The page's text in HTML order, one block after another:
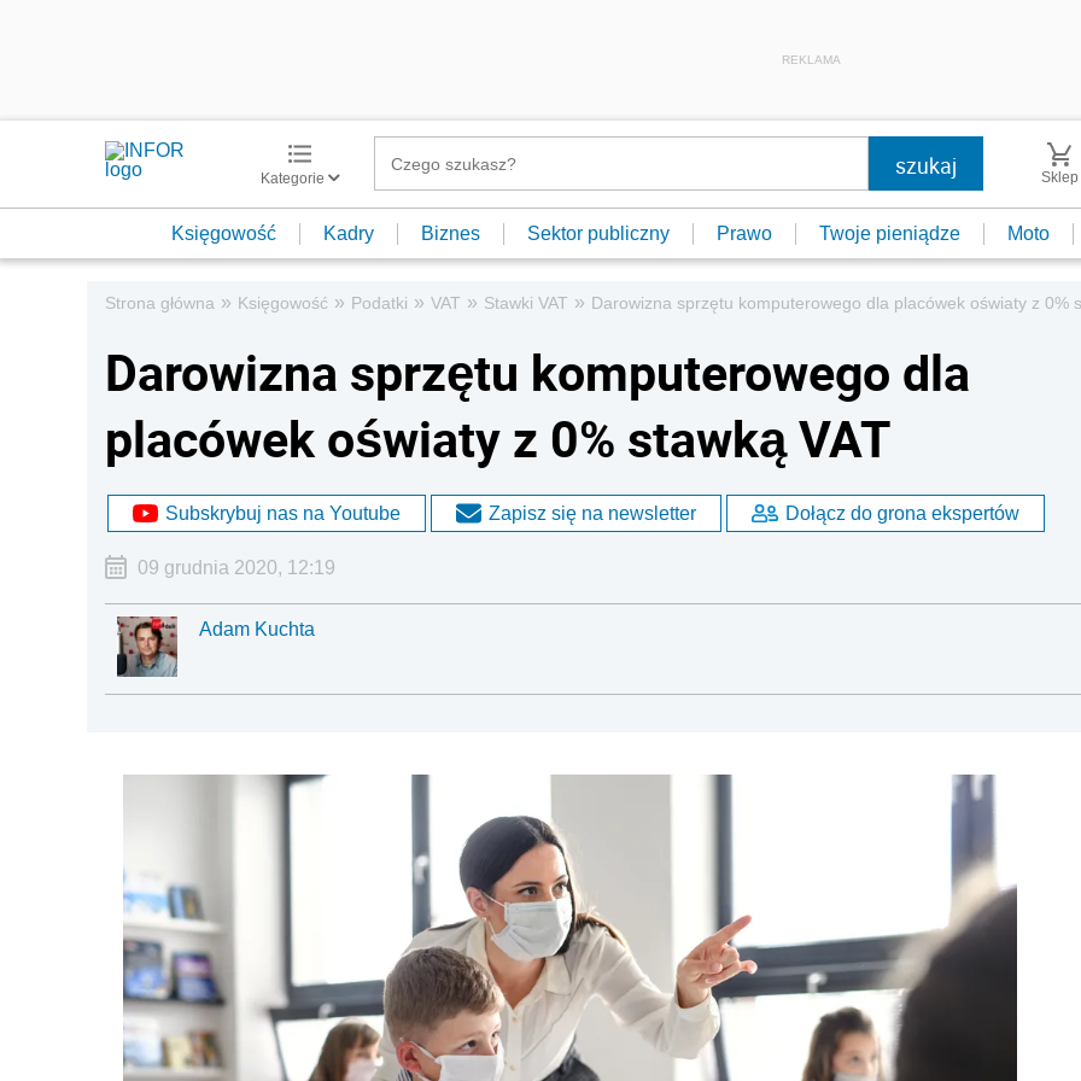
REKLAMA
Kategorie Sklep
Księgowość Kadry Biznes Sektor publiczny Prawo Twoje pieniądze Moto
Strona główna » Księgowość » Podatki » VAT » Stawki VAT » Darowizna sprzętu komputerowego dla placówek oświaty z 0%
Darowizna sprzętu komputerowego dla
placówek oświaty z 0% stawką VAT
Subskrybuj nas na Youtube Zapisz się na newsletter Dołącz do grona ekspertów
09 grudnia 2020, 12:19
Adam Kuchta